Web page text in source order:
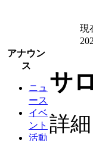
現
アナウン
ス
ニュ
ース
イベ
ント
活動
サ
詳細